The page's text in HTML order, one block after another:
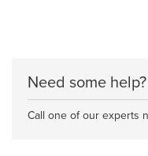
Need some help?
Call one of our experts